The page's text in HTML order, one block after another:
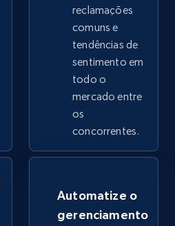
by category
name, Seller rating,
Root category, and
Product description,
Images, Variations, and
reclamações
comuns e
tendências de
sentimento em
todo o
mercado entre
os
concorrentes.
Automatize o
gerenciamento